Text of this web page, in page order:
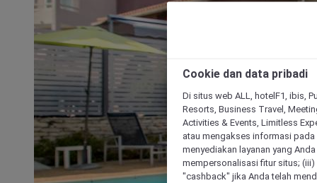
Cookie dan data pribadi
Di situs web ALL, hotelF1, ibis,
Resorts, Business Travel,
Activities & Events, Limitless
atau mengakses informasi
menyediakan layanan yang
mempersonalisasi fitur situs;
"cashback" jika Anda telah